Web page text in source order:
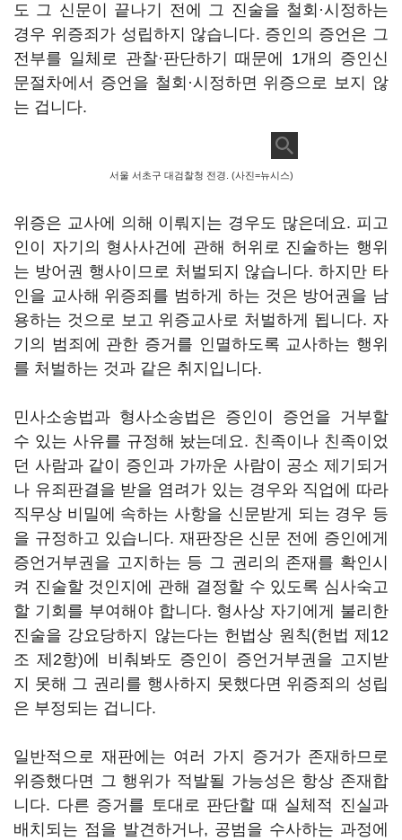
도 그 신문이 끝나기 전에 그 진술을 철회·시정하는
경우 위증죄가 성립하지 않습니다. 증인의 증언은 그
전부를 일체로 관찰·판단하기 때문에 1개의 증인신
문절차에서 증언을 철회·시정하면 위증으로 보지 않
는 겁니다.
서울 서초구 대검찰청 전경. (사진=뉴시스)
위증은 교사에 의해 이뤄지는 경우도 많은데요. 피고
인이 자기의 형사사건에 관해 허위로 진술하는 행위
는 방어권 행사이므로 처벌되지 않습니다. 하지만 타
인을 교사해 위증죄를 범하게 하는 것은 방어권을 남
용하는 것으로 보고 위증교사로 처벌하게 됩니다. 자
기의 범죄에 관한 증거를 인멸하도록 교사하는 행위
를 처벌하는 것과 같은 취지입니다.
민사소송법과 형사소송법은 증인이 증언을 거부할
수 있는 사유를 규정해 놨는데요. 친족이나 친족이었
던 사람과 같이 증인과 가까운 사람이 공소 제기되거
나 유죄판결을 받을 염려가 있는 경우와 직업에 따라
직무상 비밀에 속하는 사항을 신문받게 되는 경우 등
을 규정하고 있습니다. 재판장은 신문 전에 증인에게
증언거부권을 고지하는 등 그 권리의 존재를 확인시
켜 진술할 것인지에 관해 결정할 수 있도록 심사숙고
할 기회를 부여해야 합니다. 형사상 자기에게 불리한
진술을 강요당하지 않는다는 헌법상 원칙(헌법 제12
조 제2항)에 비춰봐도 증인이 증언거부권을 고지받
지 못해 그 권리를 행사하지 못했다면 위증죄의 성립
은 부정되는 겁니다.
일반적으로 재판에는 여러 가지 증거가 존재하므로
위증했다면 그 행위가 적발될 가능성은 항상 존재합
니다. 다른 증거를 토대로 판단할 때 실체적 진실과
배치되는 점을 발견하거나, 공범을 수사하는 과정에